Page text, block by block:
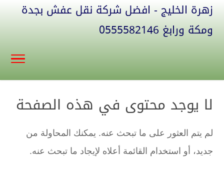
زهرة الخليج - افضل شركة نقل عفش بجدة
ومكة ورابغ 0555582146
لا يوجد محتوى في هذه الصفحة
لم يتم العثور على ما تبحث عنه. يمكنك المحاولة من
جديد، أو استخدام القائمة أعلاه لإيجاد ما تبحث عنه.